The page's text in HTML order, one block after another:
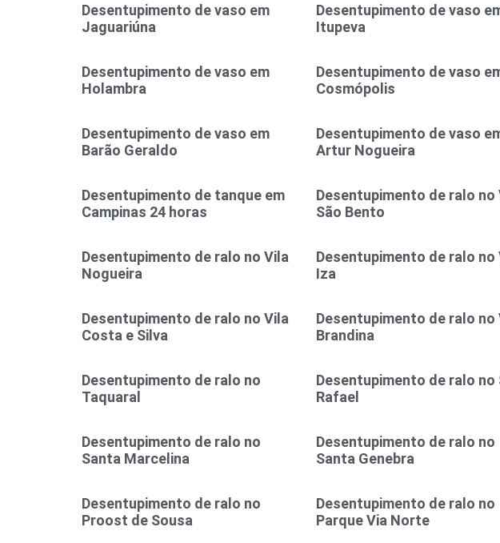
Desentupimento de vaso em
Jaguariúna
Desentupimento de vaso
Itupeva
Desentupimento de vaso em
Holambra
Desentupimento de vaso
Cosmópolis
Desentupimento de vaso em
Barão Geraldo
Desentupimento de vaso
Artur Nogueira
Desentupimento de tanque em
Campinas 24 horas
Desentupimento de ralo no
São Bento
Desentupimento de ralo no Vila
Nogueira
Desentupimento de ralo no
Iza
Desentupimento de ralo no Vila
Costa e Silva
Desentupimento de ralo no
Brandina
Desentupimento de ralo no
Taquaral
Desentupimento de ralo no
Rafael
Desentupimento de ralo no
Santa Marcelina
Desentupimento de ralo no
Santa Genebra
Desentupimento de ralo no
Proost de Sousa
Desentupimento de ralo no
Parque Via Norte